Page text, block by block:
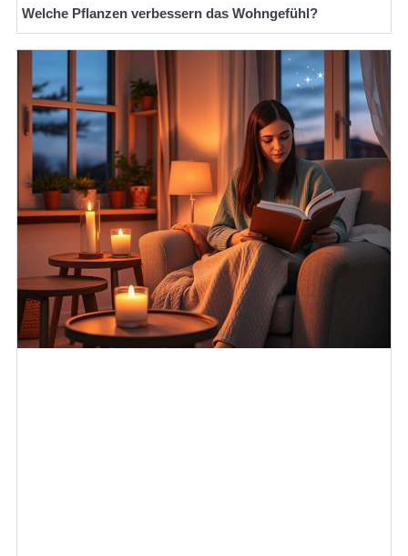
Welche Pflanzen verbessern das Wohngefühl?